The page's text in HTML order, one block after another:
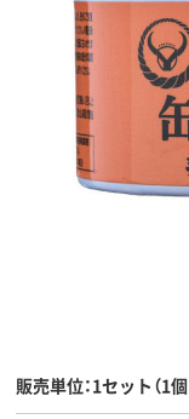
販売単位：1セット（1